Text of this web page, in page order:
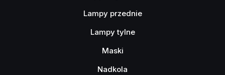
Lampy przednie
Lampy tylne
Maski
Nadkola